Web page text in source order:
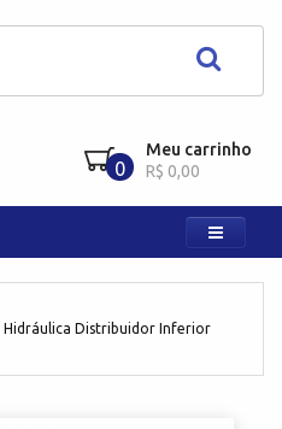
0
Meu carrinho
R$ 0,00
Hidráulica Distribuidor Inferior